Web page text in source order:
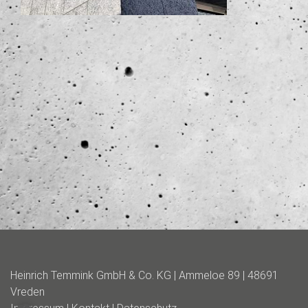
Heinrich Temmink GmbH & Co. KG | Ammeloe 89 | 48691
Vreden